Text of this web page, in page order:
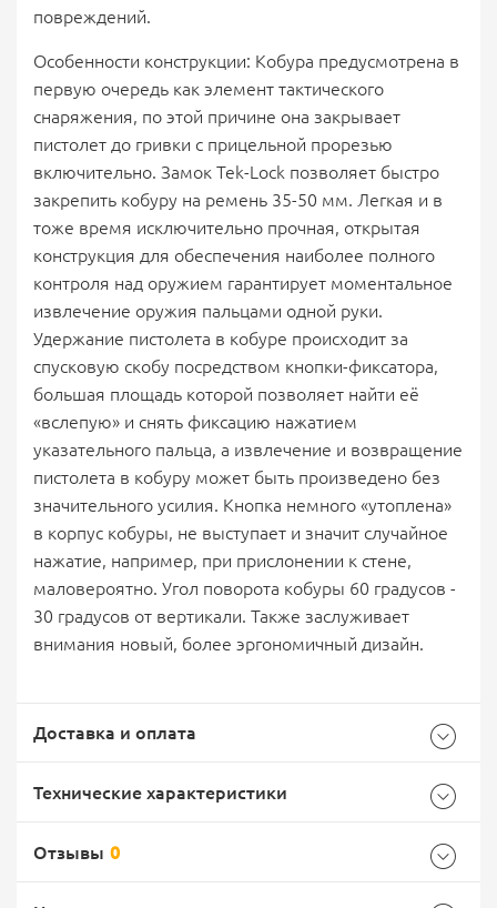
повреждений.
Особенности конструкции: Кобура предусмотрена в
первую очередь как элемент тактического
снаряжения, по этой причине она закрывает
пистолет до гривки с прицельной прорезью
включительно. Замок Tek-Lock позволяет быстро
закрепить кобуру на ремень 35-50 мм. Легкая и в
тоже время исключительно прочная, открытая
конструкция для обеспечения наиболее полного
контроля над оружием гарантирует моментальное
извлечение оружия пальцами одной руки.
Удержание пистолета в кобуре происходит за
спусковую скобу посредством кнопки-фиксатора,
большая площадь которой позволяет найти её
«вслепую» и снять фиксацию нажатием
указательного пальца, а извлечение и возвращение
пистолета в кобуру может быть произведено без
значительного усилия. Кнопка немного «утоплена»
в корпус кобуры, не выступает и значит случайное
нажатие, например, при прислонении к стене,
маловероятно. Угол поворота кобуры 60 градусов -
30 градусов от вертикали. Также заслуживает
внимания новый, более эргономичный дизайн.
Доставка и оплата
Технические характеристики
Отзывы 0